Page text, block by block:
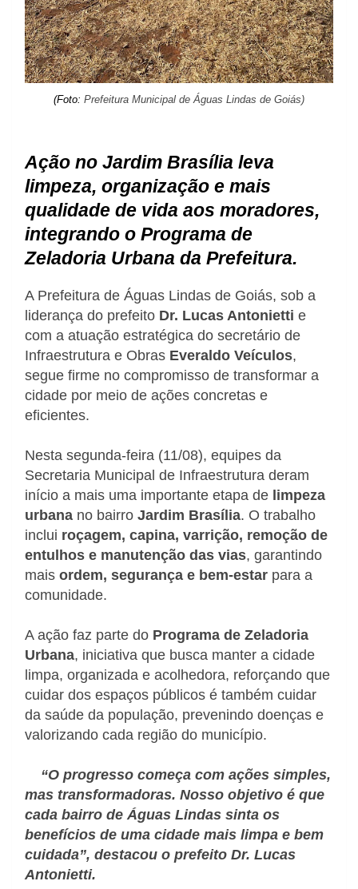
(Foto: Prefeitura Municipal de Águas Lindas de Goiás)
Ação no Jardim Brasília leva
limpeza, organização e mais
qualidade de vida aos moradores,
integrando o Programa de
Zeladoria Urbana da Prefeitura.
A Prefeitura de Águas Lindas de Goiás, sob a
liderança do prefeito Dr. Lucas Antonietti e
com a atuação estratégica do secretário de
Infraestrutura e Obras Everaldo Veículos,
segue firme no compromisso de transformar a
cidade por meio de ações concretas e
eficientes.
Nesta segunda-feira (11/08), equipes da
Secretaria Municipal de Infraestrutura deram
início a mais uma importante etapa de limpeza
urbana no bairro Jardim Brasília. O trabalho
inclui roçagem, capina, varrição, remoção de
entulhos e manutenção das vias, garantindo
mais ordem, segurança e bem-estar para a
comunidade.
A ação faz parte do Programa de Zeladoria
Urbana, iniciativa que busca manter a cidade
limpa, organizada e acolhedora, reforçando que
cuidar dos espaços públicos é também cuidar
da saúde da população, prevenindo doenças e
valorizando cada região do município.
“O progresso começa com ações simples,
mas transformadoras. Nosso objetivo é que
cada bairro de Águas Lindas sinta os
benefícios de uma cidade mais limpa e bem
cuidada”, destacou o prefeito Dr. Lucas
Antonietti.